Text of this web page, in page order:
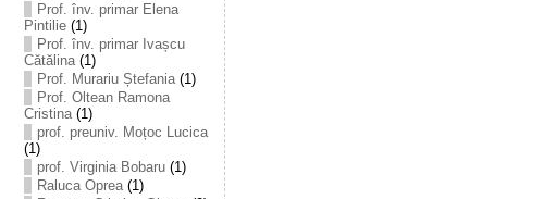
Prof. înv. primar Elena
Pintilie(1)
Prof. înv. primar Ivașcu
Cătălina(1)
Prof. Murariu Ștefania(1)
Prof. Oltean Ramona
Cristina(1)
prof. preuniv. Moțoc Lucica
(1)
prof. Virginia Bobaru(1)
Raluca Oprea(1)